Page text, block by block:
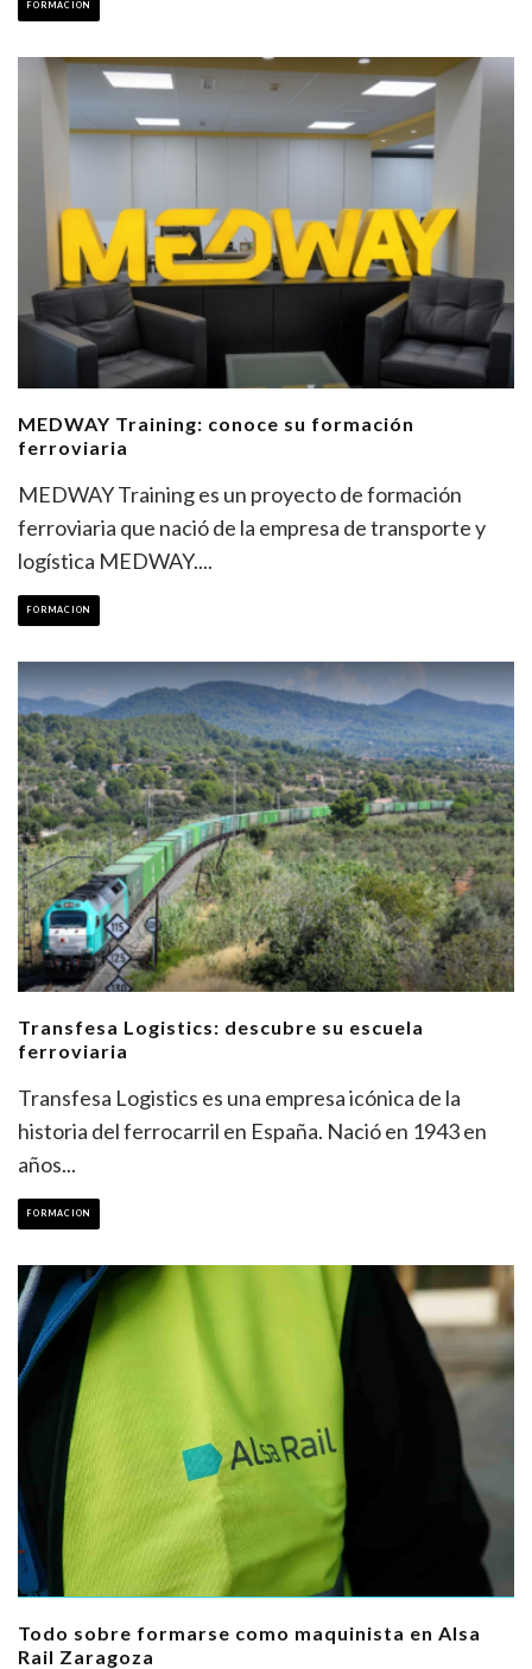
FORMACION
MEDWAY Training: conoce su formación
ferroviaria
MEDWAY Training es un proyecto de formación
ferroviaria que nació de la empresa de transporte y
logística MEDWAY....
FORMACION
Transfesa Logistics: descubre su escuela
ferroviaria
Transfesa Logistics es una empresa icónica de la
historia del ferrocarril en España. Nació en 1943 en
años...
FORMACION
Todo sobre formarse como maquinista en Alsa
Rail Zaragoza